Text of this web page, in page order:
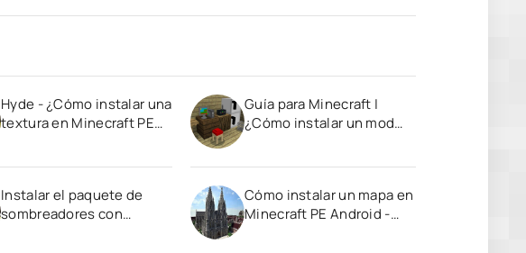
Hyde - ¿Cómo instalar una
textura en Minecraft PE
Guía para Minecraft |
¿Cómo instalar un mod
Instalar el paquete de
sombreadores con
Cómo instalar un mapa en
Minecraft PE Android -